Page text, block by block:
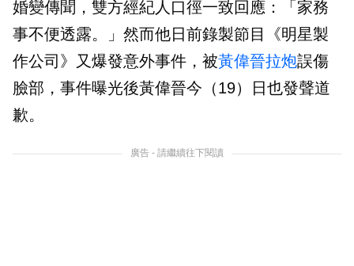
婚變傳聞，雙方經紀人口徑一致回應：「家務
事不便透露。」然而他日前錄製節目《明星製
作公司》又爆發意外事件，被黃偉晉拉炮誤傷
臉部，事件曝光後黃偉晉今（19）日也發聲道
歉。
廣告 - 請繼續往下閱讀